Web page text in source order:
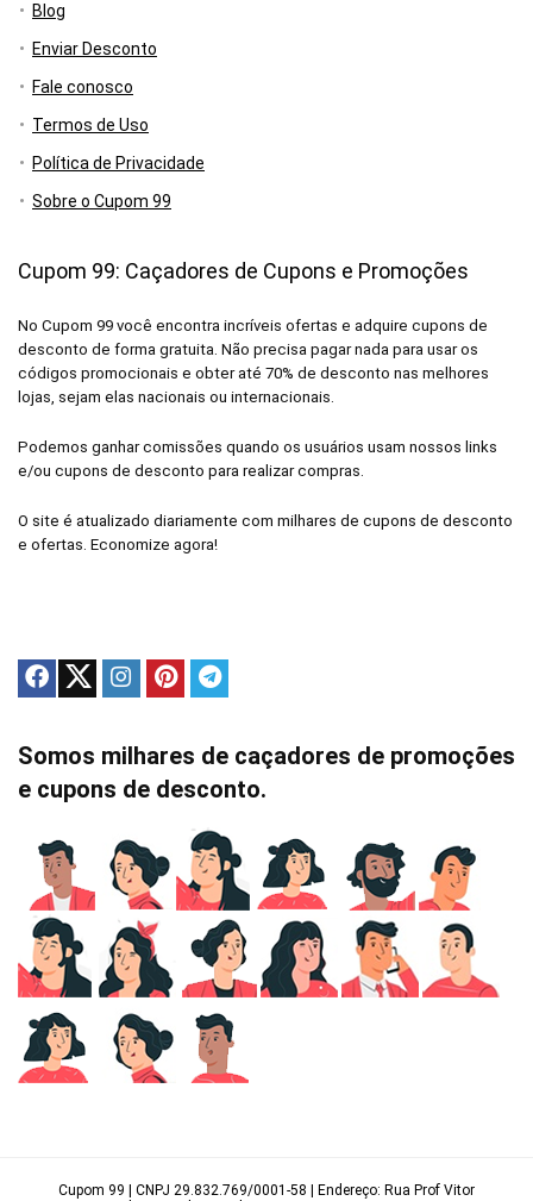
Blog
Enviar Desconto
Fale conosco
Termos de Uso
Política de Privacidade
Sobre o Cupom 99
Cupom 99: Caçadores de Cupons e Promoções
No Cupom 99 você encontra incríveis ofertas e adquire cupons de
desconto de forma gratuita. Não precisa pagar nada para usar os
códigos promocionais e obter até 70% de desconto nas melhores
lojas, sejam elas nacionais ou internacionais.
Podemos ganhar comissões quando os usuários usam nossos links
e/ou cupons de desconto para realizar compras.
O site é atualizado diariamente com milhares de cupons de desconto
e ofertas. Economize agora!
Somos milhares de caçadores de promoções
e cupons de desconto.
Cupom 99 | CNPJ 29.832.769/0001-58 | Endereço: Rua Prof Vitor